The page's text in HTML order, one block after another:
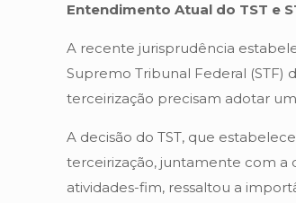
Entendimento Atual do TST e
A recente jurisprudência
Supremo Tribunal Federal (STF)
terceirização precisam adotar
A decisão do TST, que
terceirização, juntamente com a
atividades-fim, ressaltou a